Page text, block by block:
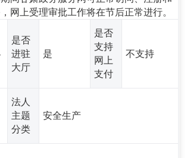
网上受理审批工作将在节后正常进行。
是否
进驻
大厅
是
是否
支持
网上
支付
不支持
法人
主题
分类
安全生产